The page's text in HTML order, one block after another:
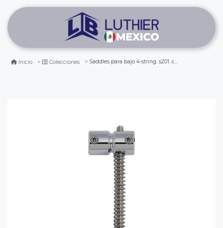
Inicio Colecciones Saddles para bajo 4-string. s201. color: chrome